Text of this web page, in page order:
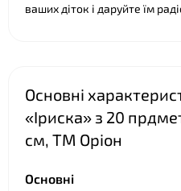
ваших діток і даруйте їм
Основні
«Іриска» з 20
см, ТМ Оріон
Основні